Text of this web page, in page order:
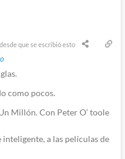
que se escribió esto
como pocos.
Millón. Con Peter O’ toole
a las películas de